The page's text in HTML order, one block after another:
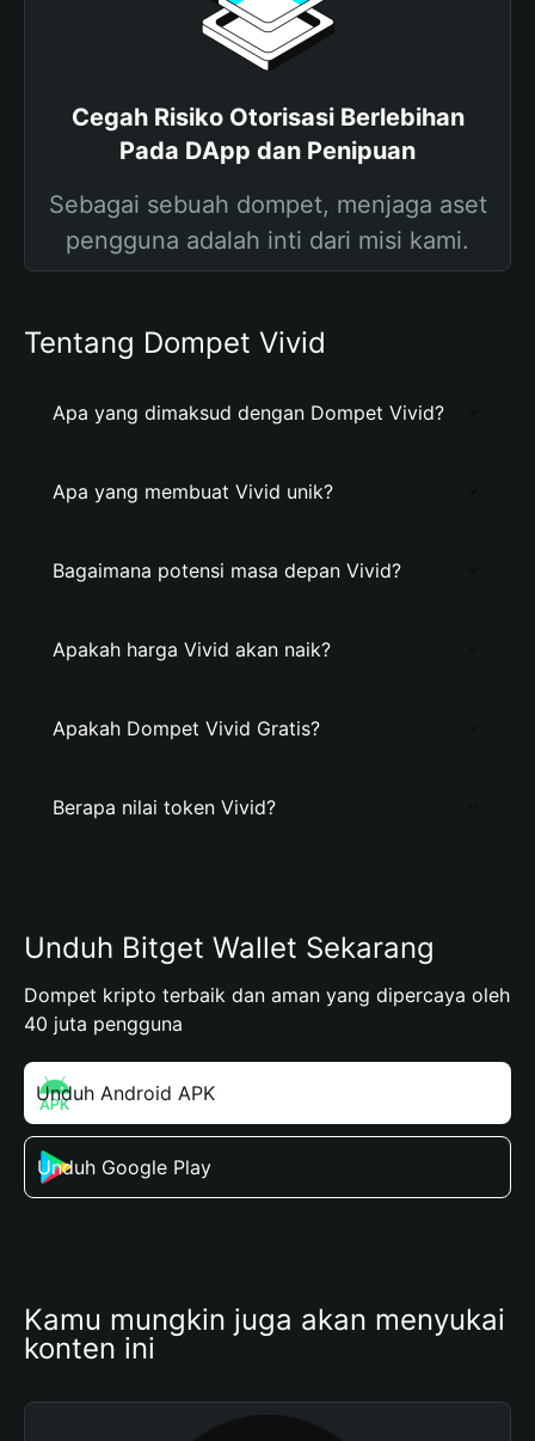
Cegah Risiko Otorisasi Berlebihan
Pada DApp dan Penipuan
Sebagai sebuah dompet, menjaga aset
pengguna adalah inti dari misi kami.
Tentang Dompet Vivid
Apa yang dimaksud dengan Dompet Vivid?
Apa yang membuat Vivid unik?
Bagaimana potensi masa depan Vivid?
Apakah harga Vivid akan naik?
Apakah Dompet Vivid Gratis?
Berapa nilai token Vivid?
Unduh Bitget Wallet Sekarang
Dompet kripto terbaik dan aman yang dipercaya oleh
40 juta pengguna
Unduh Android APK
Unduh Google Play
Kamu mungkin juga akan menyukai
konten ini